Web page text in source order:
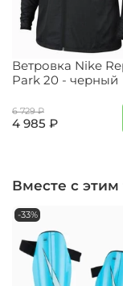
Ветровка Nike
Park 20 - черный
6 729 ₽
4 985 ₽
Вместе с
-33%